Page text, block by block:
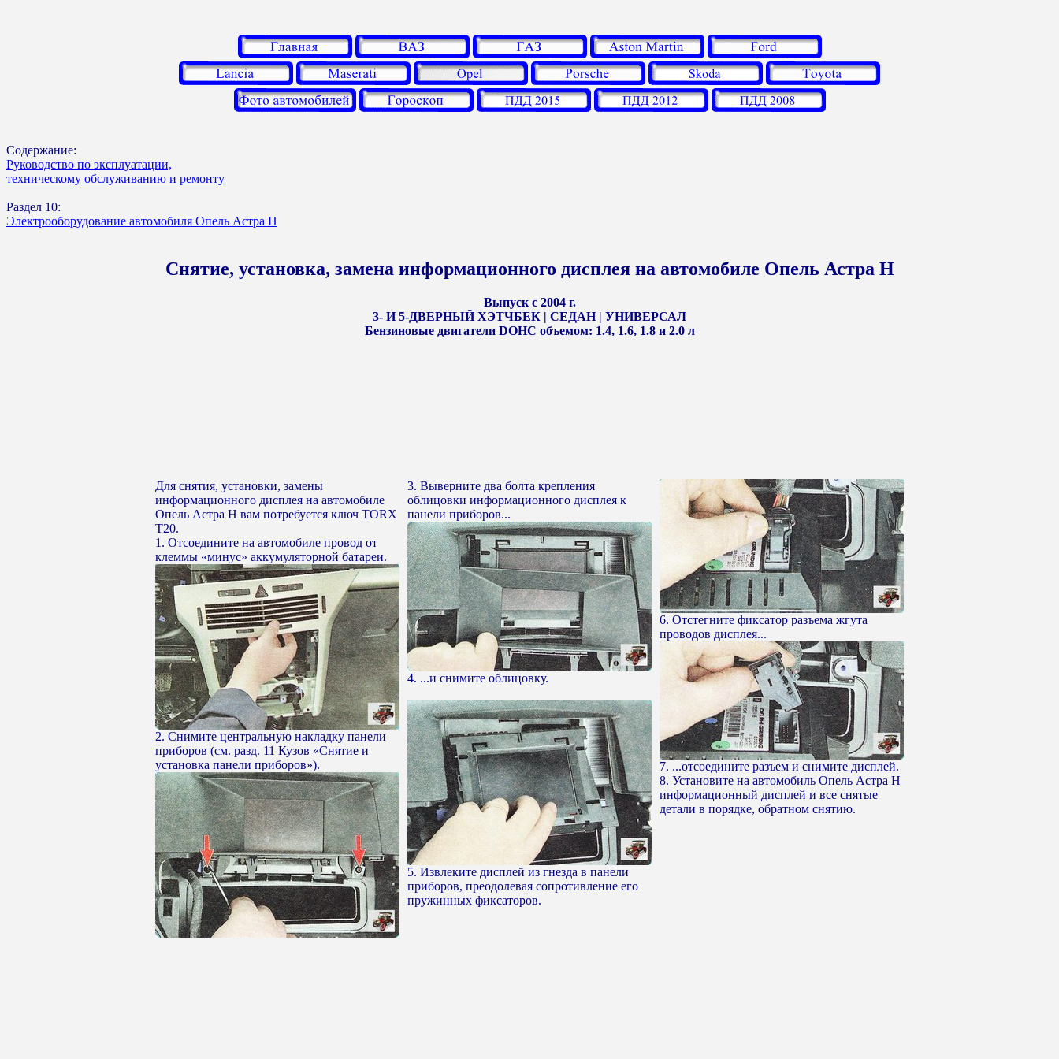
Содержание:
Руководство по эксплуатации,
техническому обслуживанию и ремонту
Раздел 10:
Электрооборудование автомобиля Опель Астра Н
Снятие, установка, замена информационного дисплея на автомобиле Опель Астра Н
Выпуск с 2004 г.
3- И 5-ДВЕРНЫЙ ХЭТЧБЕК | СЕДАН | УНИВЕРСАЛ
Бензиновые двигатели DOHC объемом: 1.4, 1.6, 1.8 и 2.0 л
Для снятия, установки, замены
информационного дисплея на автомобиле
Опель Астра Н вам потребуется ключ TORX
Т20.
1. Отсоедините на автомобиле провод от
клеммы «минус» аккумуляторной батареи.
2. Снимите центральную накладку панели
приборов (см. разд. 11 Кузов «Снятие и
установка панели приборов»).
3. Выверните два болта крепления
облицовки информационного дисплея к
панели приборов...
4. ...и снимите облицовку.
5. Извлеките дисплей из гнезда в панели
приборов, преодолевая сопротивление его
пружинных фиксаторов.
6. Отстегните фиксатор разъема жгута
проводов дисплея...
7. ...отсоедините разъем и снимите дисплей.
8. Установите на автомобиль Опель Астра Н
информационный дисплей и все снятые
детали в порядке, обратном снятию.